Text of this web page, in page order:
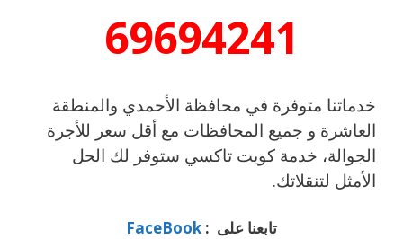
69694241
خدماتنا متوفرة في محافظة الأحمدي والمنطقة
العاشرة و جميع المحافظات مع أقل سعر للأجرة
الجوالة، خدمة كويت تاكسي ستوفر لك الحل
الأمثل لتنقلاتك.
تابعنا على : FaceBook